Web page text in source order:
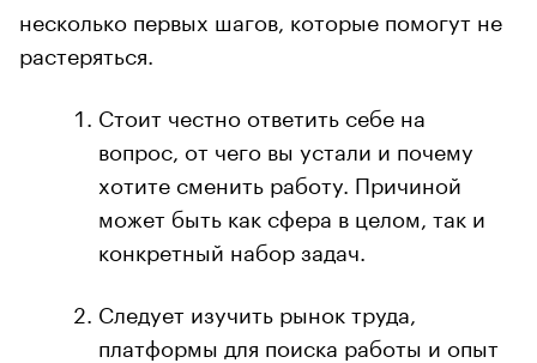
несколько первых шагов, которые помогут не
растеряться.
Стоит честно ответить себе на
вопрос, от чего вы устали и почему
хотите сменить работу. Причиной
может быть как сфера в целом, так и
конкретный набор задач.
Следует изучить рынок труда,
платформы для поиска работы и опыт